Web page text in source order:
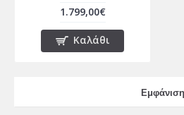
1.799,00€
Καλάθι